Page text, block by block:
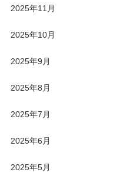
2025年11月
2025年10月
2025年9月
2025年8月
2025年7月
2025年6月
2025年5月